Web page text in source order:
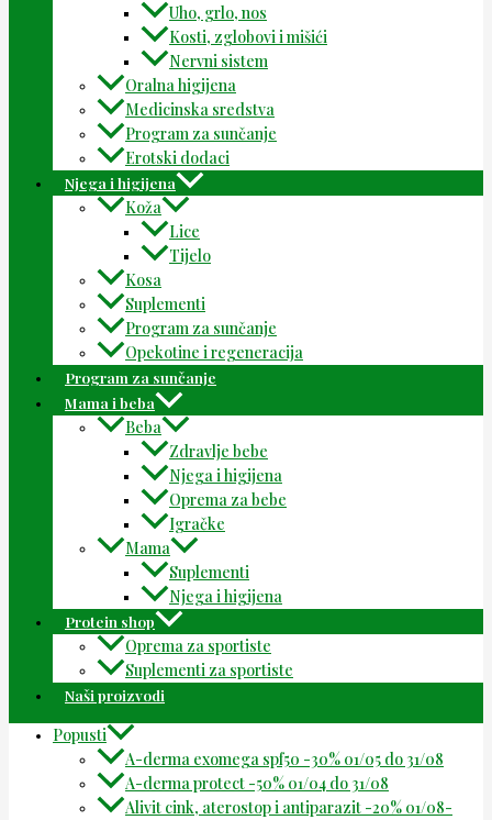
Uho, grlo, nos
Kosti, zglobovi i mišići
Nervni sistem
Oralna higijena
Medicinska sredstva
Program za sunčanje
Erotski dodaci
Njega i higijena
Koža
Lice
Tijelo
Kosa
Suplementi
Program za sunčanje
Opekotine i regeneracija
Program za sunčanje
Mama i beba
Beba
Zdravlje bebe
Njega i higijena
Oprema za bebe
Igračke
Mama
Suplementi
Njega i higijena
Protein shop
Oprema za sportiste
Suplementi za sportiste
Naši proizvodi
Popusti
A-derma exomega spf50 -30% 01/05 do 31/08
A-derma protect -50% 01/04 do 31/08
Alivit cink, aterostop i antiparazit -20% 01/08-